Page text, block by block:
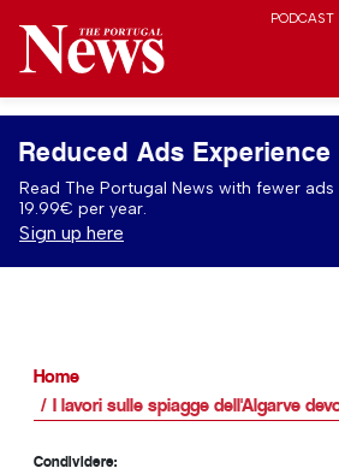
PODCAST
Reduced Ads Experience
Read The Portugal News with fewer
19.99€ per year.
Sign up here
Home
I lavori sulle spiagge dell'Algarve
Condividere: